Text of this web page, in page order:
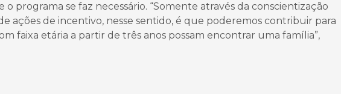
programa se faz necessário. “Somente através da conscientização
ações de incentivo, nesse sentido, é que poderemos contribuir para
faixa etária a partir de três anos possam encontrar uma família”,